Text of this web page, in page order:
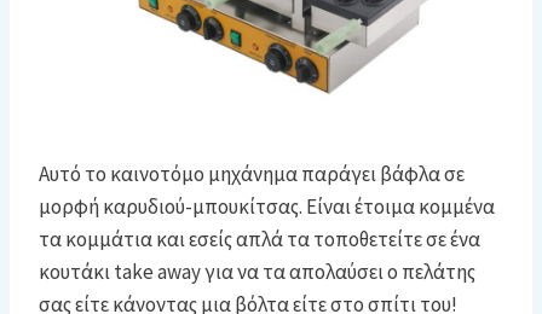
Αυτό το καινοτόμο μηχάνημα παράγει βάφλα σε
μορφή καρυδιού-μπουκίτσας. Είναι έτοιμα κομμένα
τα κομμάτια και εσείς απλά τα τοποθετείτε σε ένα
κουτάκι take away για να τα απολαύσει ο πελάτης
σας είτε κάνοντας μια βόλτα είτε στο σπίτι του!